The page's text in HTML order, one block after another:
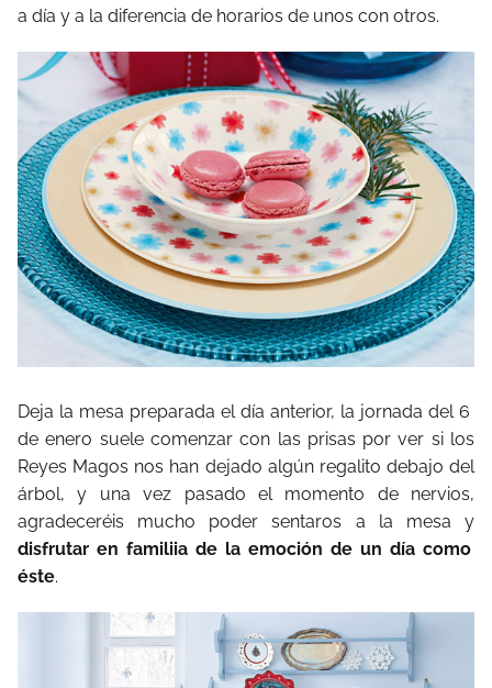
a día y a la diferencia de horarios de unos con otros.
Deja la mesa preparada el día anterior, la jornada del 6
de enero suele comenzar con las prisas por ver si los
Reyes Magos nos han dejado algún regalito debajo del
árbol, y una vez pasado el momento de nervios,
agradeceréis mucho poder sentaros a la mesa y
disfrutar en familiia de la emoción de un día como
éste.